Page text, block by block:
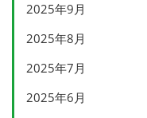
2025年9月
2025年8月
2025年7月
2025年6月